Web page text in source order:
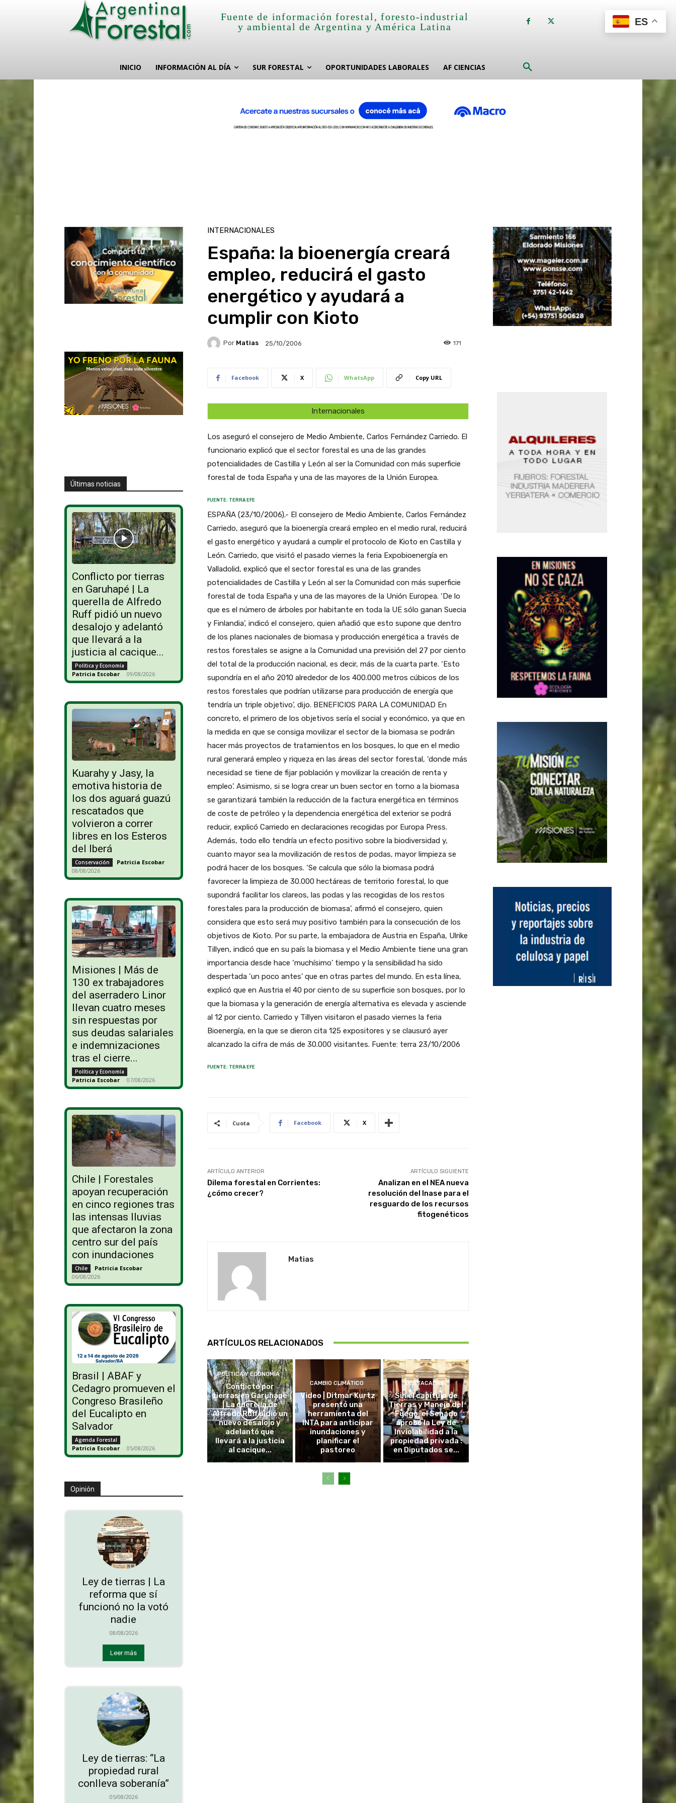
Fuente de información forestal, foresto-industrial
y ambiental de Argentina y América Latina
INICIO INFORMACIÓN AL DÍA SUR FORESTAL OPORTUNIDADES LABORALES AF CIENCIAS
Últimas noticias
Conflicto por tierras
en Garuhapé | La
querella de Alfredo
Ruff pidió un nuevo
desalojo y adelantó
que llevará a la
justicia al cacique...
Política y Economía
Patricia Escobar - 09/08/2026
Kuarahy y Jasy, la
emotiva historia de
los dos aguará guazú
rescatados que
volvieron a correr
libres en los Esteros
del Iberá
Conservación Patricia Escobar -
08/08/2026
Misiones | Más de
130 ex trabajadores
del aserradero Linor
llevan cuatro meses
sin respuestas por
sus deudas salariales
e indemnizaciones
tras el cierre...
Política y Economía
Patricia Escobar - 07/08/2026
Chile | Forestales
apoyan recuperación
en cinco regiones tras
las intensas lluvias
que afectaron la zona
centro sur del país
con inundaciones
Chile Patricia Escobar -
06/08/2026
Brasil | ABAF y
Cedagro promueven el
Congreso Brasileño
del Eucalipto en
Salvador
Agenda Forestal
Patricia Escobar - 05/08/2026
Opinión
Ley de tierras | La
reforma que sí
funcionó no la votó
nadie
08/08/2026
Leer más
Ley de tierras: “La
propiedad rural
conlleva soberanía”
05/08/2026
INTERNACIONALES
España: la bioenergía creará
empleo, reducirá el gasto
energético y ayudará a
cumplir con Kioto
Por Matias 25/10/2006 171
Facebook X WhatsApp Copy URL
Internacionales
Los aseguró el consejero de Medio Ambiente, Carlos Fernández Carriedo. El
funcionario explicó que el sector forestal es una de las grandes
potencialidades de Castilla y León al ser la Comunidad con más superficie
forestal de toda España y una de las mayores de la Unión Europea.
FUENTE: TERRA EFE
ESPAÑA (23/10/2006).- El consejero de Medio Ambiente, Carlos Fernández
Carriedo, aseguró que la bioenergía creará empleo en el medio rural, reducirá
el gasto energético y ayudará a cumplir el protocolo de Kioto en Castilla y
León. Carriedo, que visitó el pasado viernes la feria Expobioenergía en
Valladolid, explicó que el sector forestal es una de las grandes
potencialidades de Castilla y León al ser la Comunidad con más superficie
forestal de toda España y una de las mayores de la Unión Europea. ‘De lo
que es el número de árboles por habitante en toda la UE sólo ganan Suecia
y Finlandia’, indicó el consejero, quien añadió que esto supone que dentro
de los planes nacionales de biomasa y producción energética a través de
restos forestales se asigne a la Comunidad una previsión del 27 por ciento
del total de la producción nacional, es decir, más de la cuarta parte. ‘Esto
supondría en el año 2010 alrededor de los 400.000 metros cúbicos de los
restos forestales que podrían utilizarse para producción de energía que
tendría un triple objetivo’, dijo. BENEFICIOS PARA LA COMUNIDAD En
concreto, el primero de los objetivos sería el social y económico, ya que en
la medida en que se consiga movilizar el sector de la biomasa se podrán
hacer más proyectos de tratamientos en los bosques, lo que en el medio
rural generará empleo y riqueza en las áreas del sector forestal, ‘donde más
necesidad se tiene de fijar población y movilizar la creación de renta y
empleo’. Asimismo, si se logra crear un buen sector en torno a la biomasa
se garantizará también la reducción de la factura energética en términos
de coste de petróleo y la dependencia energética del exterior se podrá
reducir, explicó Carriedo en declaraciones recogidas por Europa Press.
Además, todo ello tendría un efecto positivo sobre la biodiversidad y,
cuanto mayor sea la movilización de restos de podas, mayor limpieza se
podrá hacer de los bosques. ‘Se calcula que sólo la biomasa podrá
favorecer la limpieza de 30.000 hectáreas de territorio forestal, lo que
supondrá facilitar los clareos, las podas y las recogidas de los restos
forestales para la producción de biomasa’, afirmó el consejero, quien
considera que esto será muy positivo también para la consecución de los
objetivos de Kioto. Por su parte, la embajadora de Austria en España, Ulrike
Tillyen, indicó que en su país la biomasa y el Medio Ambiente tiene una gran
importancia desde hace ‘muchísimo’ tiempo y la sensibilidad ha sido
despertada ‘un poco antes’ que en otras partes del mundo. En esta línea,
explicó que en Austria el 40 por ciento de su superficie son bosques, por lo
que la biomasa y la generación de energía alternativa es elevada y asciende
al 12 por ciento. Carriedo y Tillyen visitaron el pasado viernes la feria
Bioenergía, en la que se dieron cita 125 expositores y se clausuró ayer
alcanzado la cifra de más de 30.000 visitantes. Fuente: terra 23/10/2006
FUENTE: TERRA EFE
Cuota Facebook X
ARTÍCULO ANTERIOR
Dilema forestal en Corrientes:
¿cómo crecer?
ARTÍCULO SIGUIENTE
Analizan en el NEA nueva
resolución del Inase para el
resguardo de los recursos
fitogenéticos
Matias
ARTÍCULOS RELACIONADOS
POLÍTICA Y ECONOMÍA
Conflicto por
tierras en Garuhapé
| La querella de
Alfredo Ruff pidió un
nuevo desalojo y
adelantó que
llevará a la justicia
al cacique...
CAMBIO CLIMÁTICO
Video | Ditmar Kurtz
presentó una
herramienta del
INTA para anticipar
inundaciones y
planificar el
pastoreo
DESTACADAS
Sin el capítulo de
Tierras y Manejo del
Fuego, el Senado
aprobó la Ley de
Inviolabilidad a la
propiedad privada :
en Diputados se...
ES